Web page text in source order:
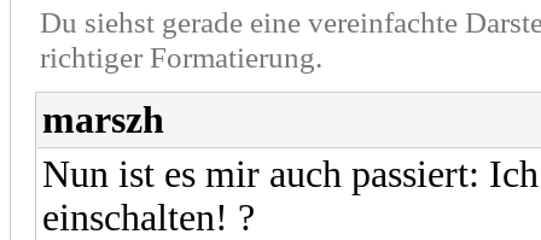
Du siehst gerade eine vereinfachte
richtiger Formatierung.
marszh
Nun ist es mir auch passiert:
einschalten! ?